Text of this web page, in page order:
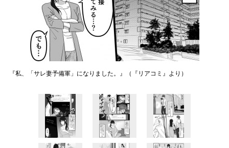
『私、「サレ妻予備軍」になりました。』（『リアコミ』より）